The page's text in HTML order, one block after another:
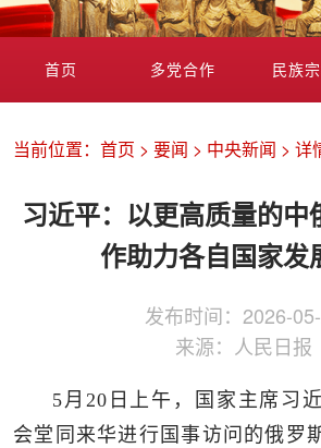
首页 多党合作 民族
侨务工作 区县动态 统战历
当前位置： 首页 > 要闻 > 中央新闻 > 详
习近平：以更高质量的中
作助力各自国家发
发布时间： 2026-
来源： 人民日报
5月20日上午，国家主席习
会堂同来华进行国事访问的俄罗